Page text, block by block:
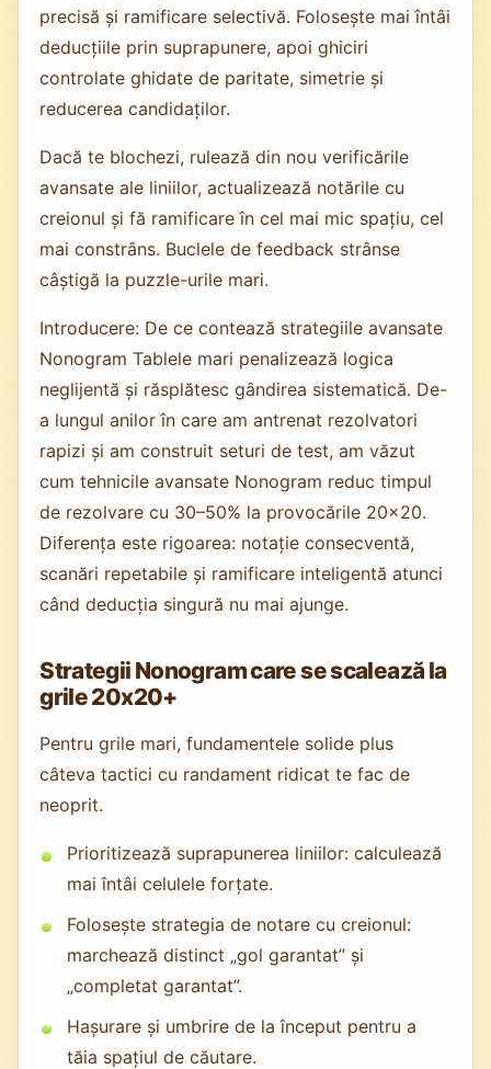
precisă și ramificare selectivă. Folosește mai întâi
deducțiile prin suprapunere, apoi ghiciri
controlate ghidate de paritate, simetrie și
reducerea candidaților.
Dacă te blochezi, rulează din nou verificările
avansate ale liniilor, actualizează notările cu
creionul și fă ramificare în cel mai mic spațiu, cel
mai constrâns. Buclele de feedback strânse
câștigă la puzzle-urile mari.
Introducere: De ce contează strategiile avansate
Nonogram Tablele mari penalizează logica
neglijentă și răsplătesc gândirea sistematică. De-
a lungul anilor în care am antrenat rezolvatori
rapizi și am construit seturi de test, am văzut
cum tehnicile avansate Nonogram reduc timpul
de rezolvare cu 30–50% la provocările 20x20.
Diferența este rigoarea: notație consecventă,
scanări repetabile și ramificare inteligentă atunci
când deducția singură nu mai ajunge.
Strategii Nonogram care se scalează la
grile 20x20+
Pentru grile mari, fundamentele solide plus
câteva tactici cu randament ridicat te fac de
neoprit.
Prioritizează suprapunerea liniilor: calculează
mai întâi celulele forțate.
Folosește strategia de notare cu creionul:
marchează distinct „gol garantat” și
„completat garantat”.
Hașurare și umbrire de la început pentru a
tăia spațiul de căutare.